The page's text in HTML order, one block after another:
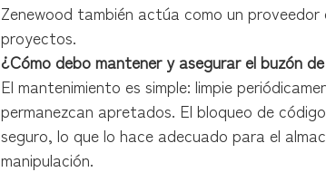
Zenewood también actúa como un
proyectos.
¿Cómo debo mantener y asegurar el buzón
El mantenimiento es simple: limpie
permanezcan apretados. El bloqueo de
seguro, lo que lo hace adecuado para el
manipulación.